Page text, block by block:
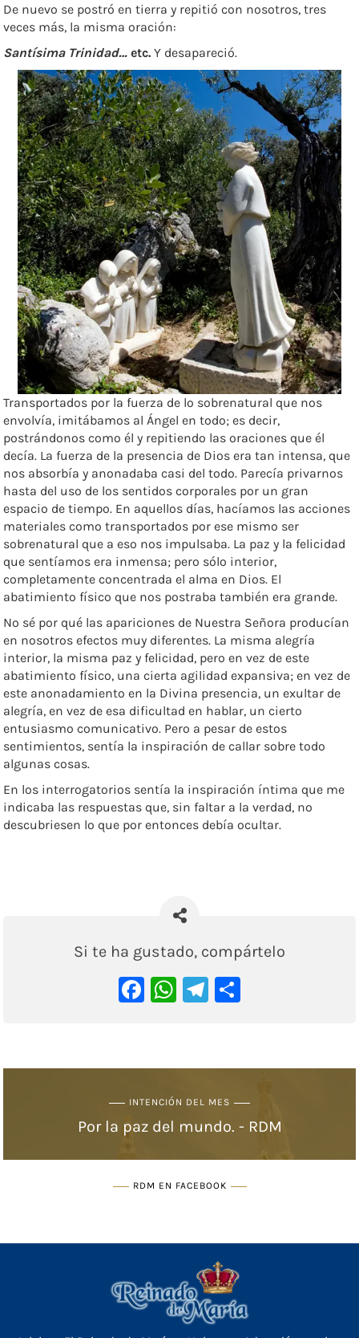
De nuevo se postró en tierra y repitió con nosotros, tres
veces más, la misma oración:
Santísima Trinidad… etc.Y desapareció.
Transportados por la fuerza de lo sobrenatural que nos
envolvía, imitábamos al Ángel en todo; es decir,
postrándonos como él y repitiendo las oraciones que él
decía. La fuerza de la presencia de Dios era tan intensa, que
nos absorbía y anonadaba casi del todo. Parecía privarnos
hasta del uso de los sentidos corporales por un gran
espacio de tiempo. En aquellos días, hacíamos las acciones
materiales como transportados por ese mismo ser
sobrenatural que a eso nos impulsaba. La paz y la felicidad
que sentíamos era inmensa; pero sólo interior,
completamente concentrada el alma en Dios. El
abatimiento físico que nos postraba también era grande.
No sé por qué las apariciones de Nuestra Señora producían
en nosotros efectos muy diferentes. La misma alegría
interior, la misma paz y felicidad, pero en vez de este
abatimiento físico, una cierta agilidad expansiva; en vez de
este anonadamiento en la Divina presencia, un exultar de
alegría, en vez de esa dificultad en hablar, un cierto
entusiasmo comunicativo. Pero a pesar de estos
sentimientos, sentía la inspiración de callar sobre todo
algunas cosas.
En los interrogatorios sentía la inspiración íntima que me
indicaba las respuestas que, sin faltar a la verdad, no
descubriesen lo que por entonces debía ocultar.
Si te ha gustado, compártelo
Facebook
WhatsApp
Telegram
INTENCIÓN DEL MES
Por la paz del mundo. - RDM
RDM EN FACEBOOK